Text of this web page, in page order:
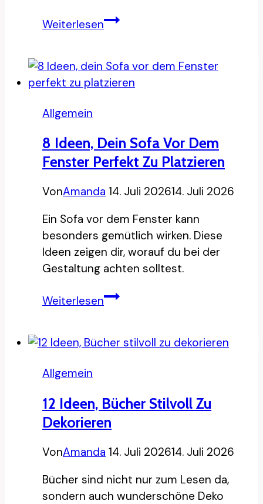
Weiterlesen12
Ideen
für
Allgemein
8 Ideen, Dein Sofa Vor Dem
Fenster Perfekt Zu Platzieren
VonAmanda 14. Juli 202614. Juli 2026
Ein Sofa vor dem Fenster kann
besonders gemütlich wirken. Diese
Ideen zeigen dir, worauf du bei der
Gestaltung achten solltest.
Weiterlesen8
Sofa
Fenster
perfekt
zu
platzieren
Allgemein
12 Ideen, Bücher Stilvoll Zu
Dekorieren
VonAmanda 14. Juli 202614. Juli 2026
Bücher sind nicht nur zum Lesen da,
sondern auch wunderschöne Deko